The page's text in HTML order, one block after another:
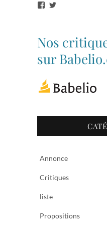
Voir
bibliothequetubize
sur
Facebook
Tuclasakoi
sur
Twitter
Nos
sur
Annonce
Critiques
liste
Propositions